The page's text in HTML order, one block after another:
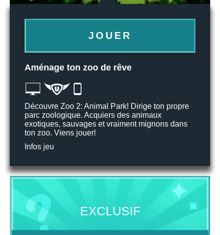
JOUER
Aménage ton zoo de rêve
Découvre Zoo 2: Animal Park! Dirige ton propre
parc zoologique. Acquiers des animaux
exotiques, sauvages et vraiment mignons dans
ton zoo. Viens jouer!
Infos jeu
EXCLUSIF